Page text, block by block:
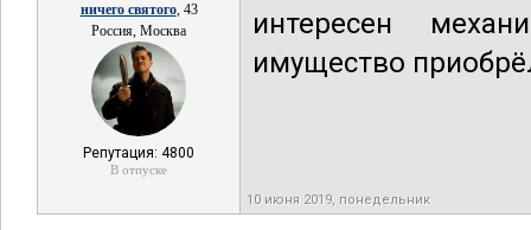
ничего святого, 43
Россия, Москва
Репутация: 4800
В отпуске
интересен
имущество
10 июня 2019, понедельник